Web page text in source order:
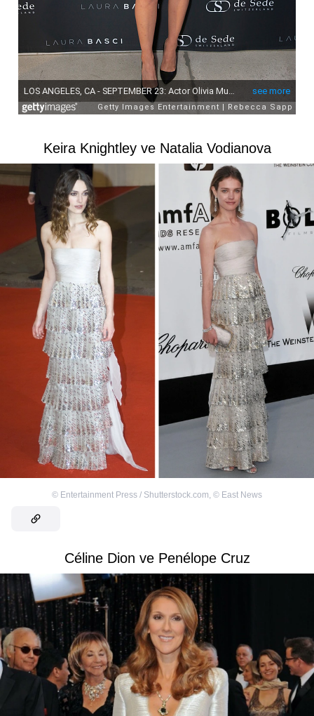
Keira Knightley ve Natalia Vodianova
© Entertainment Press / Shutterstock.com, © East News
Céline Dion ve Penélope Cruz